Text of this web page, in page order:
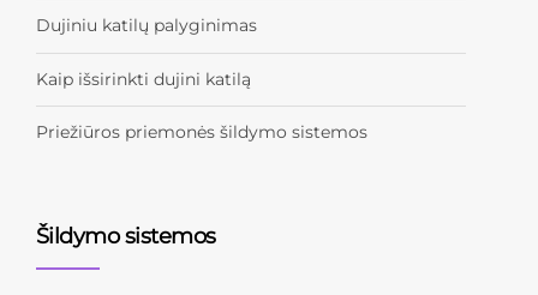
Dujiniu katilų palyginimas
Kaip išsirinkti dujini katilą
Priežiūros priemonės šildymo sistemos
Šildymo sistemos